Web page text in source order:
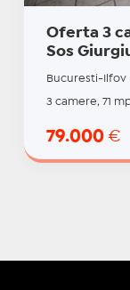
Oferta 3
Sos
Bucuresti-Ilfov
3 camere, 71
79.000 €